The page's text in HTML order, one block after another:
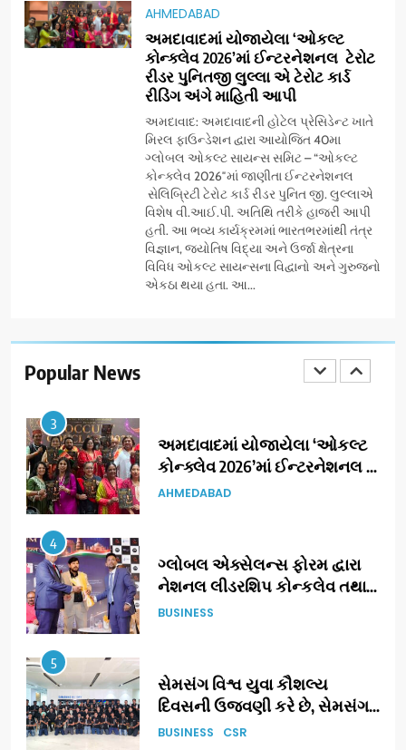
AHMEDABAD
અમદાવાદમાં યોજાયેલા ‘ઓકલ્ટ
કોન્ક્લેવ 2026’માં ઈન્ટરનેશનલ ટેરોટ
રીડર પુનિતજી લુલ્લા એ ટેરોટ કાર્ડ
રીડિંગ અંગે માહિતી આપી
અમદાવાદ: અમદાવાદની હોટેલ પ્રેસિડેન્ટ ખાતે
મિરલ ફાઉન્ડેશન દ્વારા આયોજિત 40મા
ગ્લોબલ ઓકલ્ટ સાયન્સ સમિટ – “ઓકલ્ટ
કોન્ક્લેવ 2026″માં જાણીતા ઈન્ટરનેશનલ
સેલિબ્રિટી ટેરોટ કાર્ડ રીડર પુનિત જી. લુલ્લાએ
વિશેષ વી.આઈ.પી. અતિથિ તરીકે હાજરી આપી
હતી. આ ભવ્ય કાર્યક્રમમાં ભારતભરમાંથી તંત્ર
વિજ્ઞાન, જ્યોતિષ વિદ્યા અને ઉર્જા ક્ષેત્રના
વિવિધ ઓકલ્ટ સાયન્સના વિદ્વાનો અને ગુરુજનો
એકઠા થયા હતા. આ...
Popular News
મળશે
ENTERTAINMENT
અમદાવાદમાં ભારે વરસાદ વચ્ચે
ફિલ્મ ‘ગેટ સેટ ગો’ની ‘ટીમ
ચિરંજીવી’ માનવતાના કાર્ય માટે
આગળ આવી: ગુલબાઈ ટેકરાના
પ્રભાવિત પરિવારોને ફૂડ પેકેટ્સ
અને પીવાના પાણીનું વિતરણ કર્યું
AHMEDABAD CSR
ડો. મિતાલી નાગ (આર્ક ઇવેન્ટ્સ)
દ્વારા કિશોર કુમારની જન્મજયંતિ
નિમિત્તે સંગીતમય શ્રદ્ધાંજલિ
AHMEDABAD
ગુજરાતી OTT પ્લેટફોર્મ ‘જોજો’
(JOJO) નો વિશ્વભરમાં દબદબો
3
અમદાવાદમાં યોજાયેલા ‘ઓકલ્ટ
કોન્ક્લેવ 2026’માં ઈન્ટરનેશનલ
કાર્ડ રીડિંગ અંગે માહિતી આપી
AHMEDABAD
4
ગ્લોબલ એક્સેલન્સ ફોરમ દ્વારા
નેશનલ લીડરશિપ કોન્કલેવ તથા
પ્રતિષ્ઠિત કાર્યક્રમ નવી દિલ્હીમાં
BUSINESS
5
સેમસંગ વિશ્વ યુવા કૌશલ્ય
દિવસની ઉજવણી કરે છે, સેમસંગ
દોસ્ત કૌશલ્ય વિકાસ કાર્યક્રમના
30 ટોચના પ્રતિભાશાળી
BUSINESS CSR